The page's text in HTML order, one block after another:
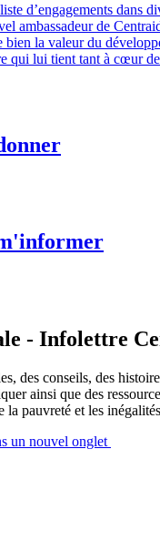
d’engagements dans
ambassadeur de
bien la valeur du
qui lui tient tant à cœur
- Infolettre
des conseils, des
ainsi que des
la pauvreté et les
un nouvel onglet